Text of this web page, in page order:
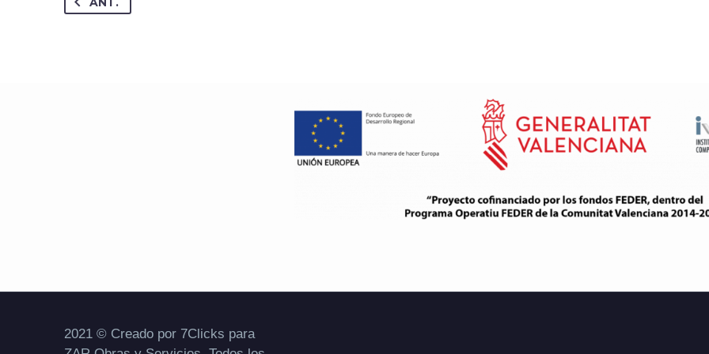
2021 © Creado por 7Clicks para